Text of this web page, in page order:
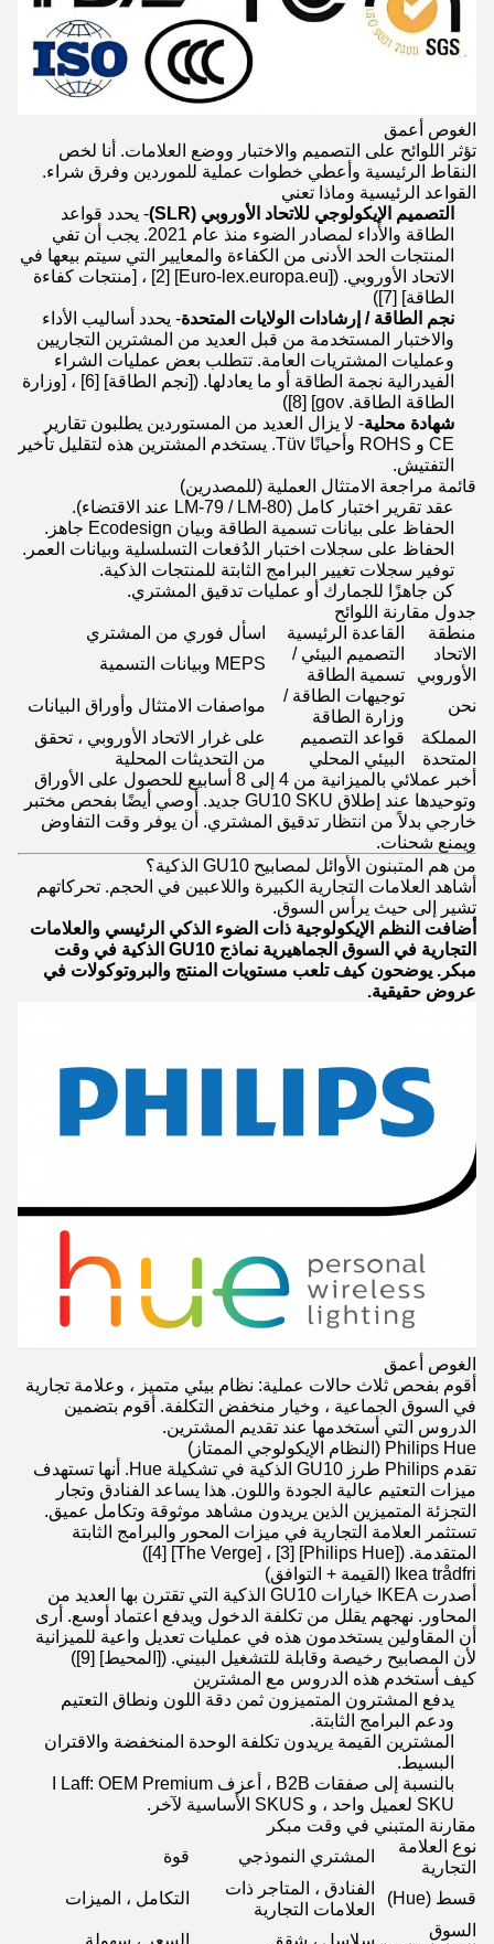
الغوص أعمق
تؤثر اللوائح على التصميم والاختبار ووضع العلامات. أنا لخص
النقاط الرئيسية وأعطي خطوات عملية للموردين وفرق شراء.
القواعد الرئيسية وماذا تعني
التصميم الإيكولوجي للاتحاد الأوروبي (SLR)
- يحدد قواعد
الطاقة والأداء لمصادر الضوء منذ عام 2021. يجب أن تفي
المنتجات الحد الأدنى من الكفاءة والمعايير التي سيتم بيعها في
الاتحاد الأوروبي. ([Euro-lex.europa.eu] [2] ، [منتجات كفاءة
الطاقة] [7])
نجم الطاقة / إرشادات الولايات المتحدة- يحدد أساليب الأداء
والاختبار المستخدمة من قبل العديد من المشترين التجاريين
وعمليات المشتريات العامة. تتطلب بعض عمليات الشراء
الفيدرالية نجمة الطاقة أو ما يعادلها. ([نجم الطاقة] [6] ، [وزارة
الطاقة الطاقة. gov] [8])
شهادة محلية- لا يزال العديد من المستوردين يطلبون تقارير
CE و ROHS وأحيانًا Tüv. يستخدم المشترين هذه لتقليل تأخير
التفتيش.
قائمة مراجعة الامتثال العملية (للمصدرين)
عقد تقرير اختبار كامل (LM-79 / LM-80 عند الاقتضاء).
الحفاظ على بيانات تسمية الطاقة وبيان Ecodesign جاهز.
الحفاظ على سجلات اختبار الدُفعات التسلسلية وبيانات العمر.
توفير سجلات تغيير البرامج الثابتة للمنتجات الذكية.
كن جاهزًا للجمارك أو عمليات تدقيق المشتري.
جدول مقارنة اللوائح
منطقة
القاعدة الرئيسية
اسأل فوري من المشتري
الاتحاد
الأوروبي
التصميم البيئي /
تسمية الطاقة
MEPS وبيانات التسمية
نحن
توجيهات الطاقة /
وزارة الطاقة
مواصفات الامتثال وأوراق البيانات
المملكة
المتحدة
قواعد التصميم
البيئي المحلي
على غرار الاتحاد الأوروبي ، تحقق
من التحديثات المحلية
أخبر عملائي بالميزانية من 4 إلى 8 أسابيع للحصول على الأوراق
وتوحيدها عند إطلاق GU10 SKU جديد. أوصي أيضًا بفحص مختبر
خارجي بدلاً من انتظار تدقيق المشتري. أن يوفر وقت التفاوض
ويمنع شحنات.
من هم المتبنون الأوائل لمصابيح GU10 الذكية؟
أشاهد العلامات التجارية الكبيرة واللاعبين في الحجم. تحركاتهم
تشير إلى حيث يرأس السوق.
أضافت النظم الإيكولوجية ذات الضوء الذكي الرئيسي والعلامات
التجارية في السوق الجماهيرية نماذج GU10 الذكية في وقت
مبكر. يوضحون كيف تلعب مستويات المنتج والبروتوكولات في
عروض حقيقية.
الغوص أعمق
أقوم بفحص ثلاث حالات عملية: نظام بيئي متميز ، وعلامة تجارية
في السوق الجماعية ، وخيار منخفض التكلفة. أقوم بتضمين
الدروس التي أستخدمها عند تقديم المشترين.
Philips Hue (النظام الإيكولوجي الممتاز)
تقدم Philips طرز GU10 الذكية في تشكيلة Hue. أنها تستهدف
ميزات التعتيم عالية الجودة واللون. هذا يساعد الفنادق وتجار
التجزئة المتميزين الذين يريدون مشاهد موثوقة وتكامل عميق.
تستثمر العلامة التجارية في ميزات المحور والبرامج الثابتة
المتقدمة. ([Philips Hue] [3] ، [The Verge] [4])
Ikea trådfri (القيمة + التوافق)
أصدرت IKEA خيارات GU10 الذكية التي تقترن بها العديد من
المحاور. نهجهم يقلل من تكلفة الدخول ويدفع اعتماد أوسع. أرى
أن المقاولين يستخدمون هذه في عمليات تعديل واعية للميزانية
لأن المصابيح رخيصة وقابلة للتشغيل البيني. ([المحيط] [9])
كيف أستخدم هذه الدروس مع المشترين
يدفع المشترون المتميزون ثمن دقة اللون ونطاق التعتيم
ودعم البرامج الثابتة.
المشترين القيمة يريدون تكلفة الوحدة المنخفضة والاقتران
البسيط.
بالنسبة إلى صفقات B2B ، أعزف I Laff: OEM Premium
SKU لعميل واحد ، و SKUS الأساسية لآخر.
مقارنة المتبني في وقت مبكر
نوع العلامة
التجارية
المشتري النموذجي قوة
قسط (Hue)
الفنادق ، المتاجر ذات
العلامات التجارية
التكامل ، الميزات
السوق
سلاسل ، شقق
السعر ، سهولة